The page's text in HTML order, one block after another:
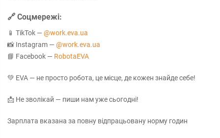
🔗 Соцмережі:
📱 TikTok — @work.eva.ua
📸 Instagram — @work.eva.ua
📘 Facebook — RobotaEVA
💚 EVA — не просто робота, це місце, де кожен знайде себе!
📩 Не зволікай — пиши нам уже сьогодні!
Зарплата вказана за повну відпрацьовану норму годин